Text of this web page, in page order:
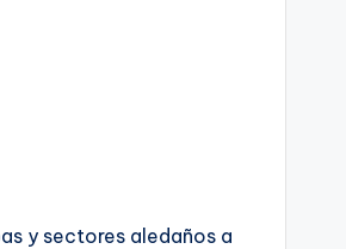
y sectores aledaños a